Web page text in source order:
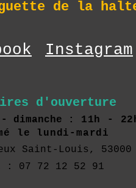
de la
Instagram
d'ouverture
dimanche :
11h -
le lundi-mardi
Saint-Louis, 53000
: 07 72 12 52 91